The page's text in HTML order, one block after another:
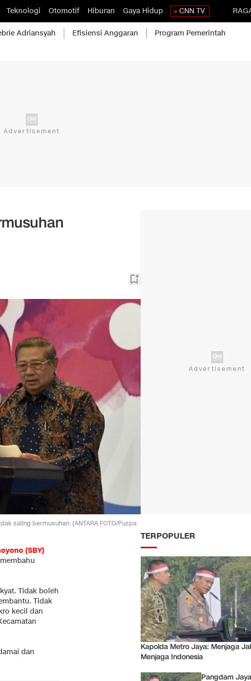
Teknologi Otomotif Hiburan Gaya Hidup CNN TV
Adriansyah Efisiensi Anggaran Program Pemerintah
saling bermusuhan. (ANTARA FOTO/Puspa
(SBY)
Tidak boleh
Tidak
kecil dan
dan
TERPOPULER
Kapolda Metro Jaya: Menjaga
Menjaga Indonesia
Pangdam